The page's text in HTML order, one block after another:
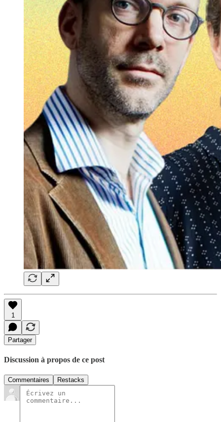
1
Partager
Discussion à propos de ce post
Commentaires Restacks